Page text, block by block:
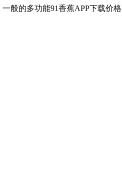
一般的多功能91香蕉APP下载价格